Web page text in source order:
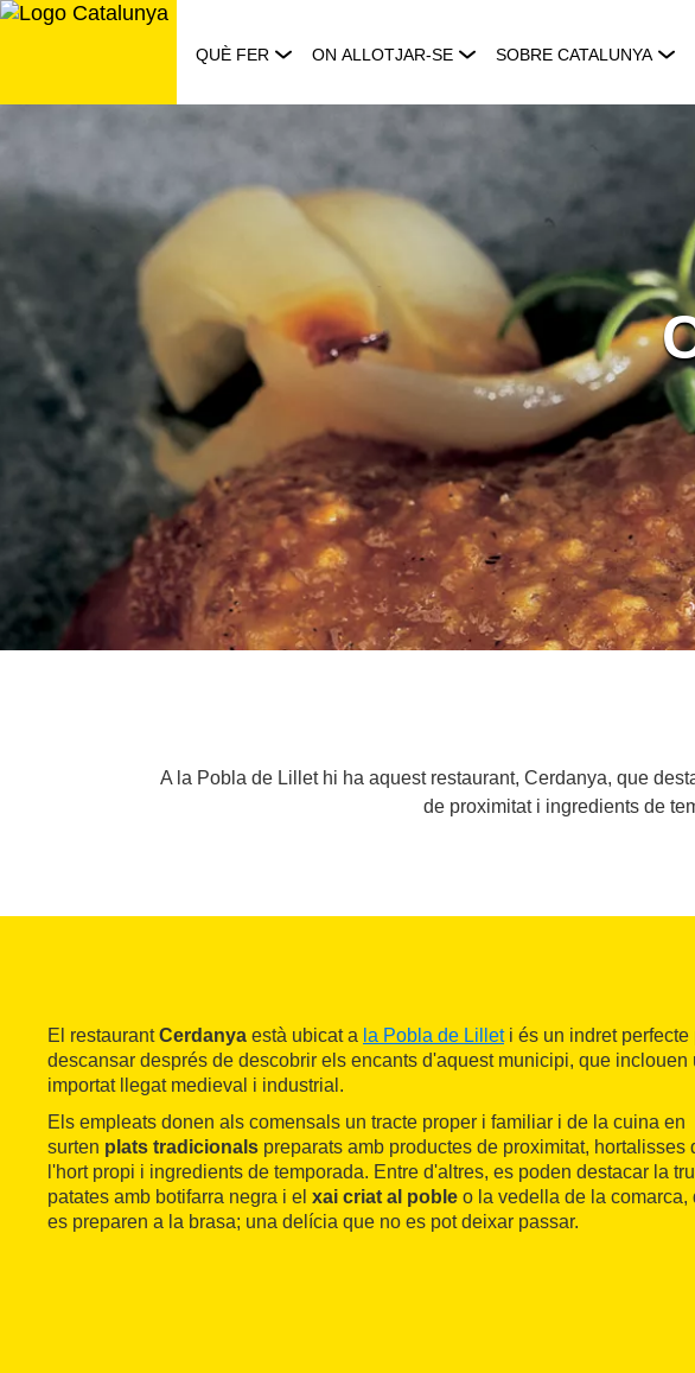
Saltar
QUÈ FER ON ALLOTJAR-SE SOBRE CATALUNYA
A la Pobla de Lillet hi ha aquest restaurant, Cerdanya, que
de proximitat i ingredients de
El restaurantCerdanya està ubicat a la Pobla de Lilleti és un indret perfecte
descansar després de descobrir els encants d'aquest municipi, que inclouen
importat llegat medieval i industrial.
Els empleats donen als comensals un tracte proper i familiar i de la cuina en
surten plats tradicionals preparats amb productes de proximitat, hortalisses
l'hort propi i ingredients de temporada. Entre d'altres, es poden destacar la
patates amb botifarra negra i el xai criat al poble o la vedella de la comarca,
es preparen a la brasa; una delícia que no es pot deixar passar.